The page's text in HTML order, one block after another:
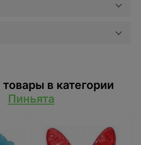
в категории
Пиньята